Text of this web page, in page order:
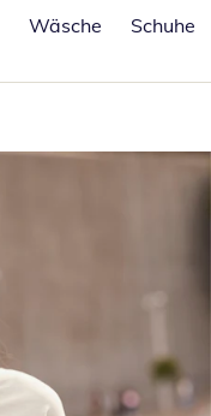
Wäsche Schuhe